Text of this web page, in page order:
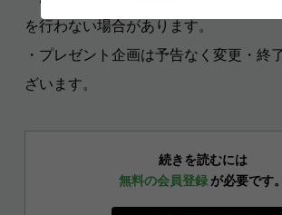
を行わない場合があります。
・プレゼント企画は予告なく変更・終
ざいます。
続きを読むには
無料の会員登録 が必要です。